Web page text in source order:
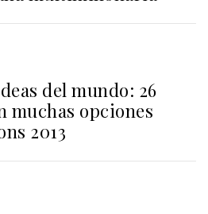
del mundo: 26
muchas opciones
2013